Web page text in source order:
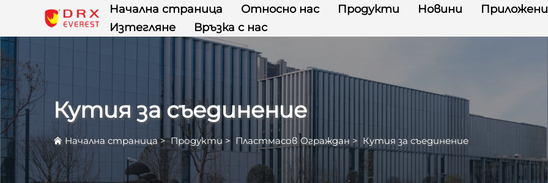
Начална страница Относно нас Продукти Новини
Изтегляне
Връзка с нас
Кутия за съединение
Начална страница>Продукти> Пластмасов Ограждан > Кутия за съединение